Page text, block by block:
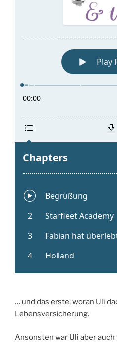
… und das erste, woran Uli
Lebensversicherung.
Ansonsten war Uli aber auch